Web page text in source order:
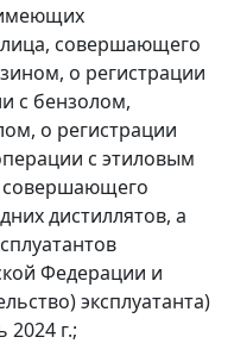
лица, совершающего
о регистрации
с бензолом,
о регистрации
с этиловым
совершающего
дистиллятов, а
Федерации и
эксплуатанта)
2024 г.;